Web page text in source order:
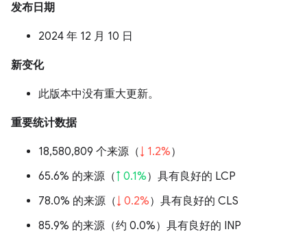
发布日期
2024 年 12 月 10 日
新变化
此版本中没有重大更新。
重要统计数据
18,580,809 个来源（↓ 1.2%）
65.6% 的来源（↑ 0.1%）具有良好的 LCP
78.0% 的来源（↓ 0.2%）具有良好的 CLS
85.9% 的来源（约 0.0%）具有良好的 INP